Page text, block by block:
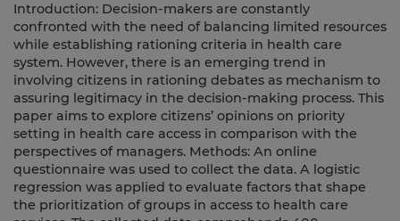
Introduction: Decision-makers are constantly
confronted with the need of balancing limited resources
while establishing rationing criteria in health care
system. However, there is an emerging trend in
involving citizens in rationing debates as mechanism to
assuring legitimacy in the decision-making process. This
paper aims to explore citizens’ opinions on priority
setting in health care access in comparison with the
perspectives of managers. Methods: An online
questionnaire was used to collect the data. A logistic
regression was applied to evaluate factors that shape
the prioritization of groups in access to health care